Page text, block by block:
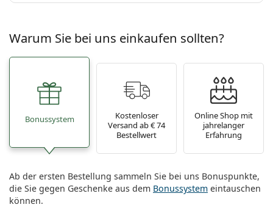
Warum Sie bei uns einkaufen sollten?
Bonussystem
Kostenloser
Versand ab € 74
Bestellwert
Online Shop mit
jahrelanger
Erfahrung
Ab der ersten Bestellung sammeln Sie bei uns Bonuspunkte,
die Sie gegen Geschenke aus dem Bonussystem eintauschen
können.